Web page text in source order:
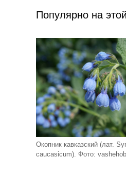
Популярно на
Окопник кавказский (лат.
caucasicum). Фото: